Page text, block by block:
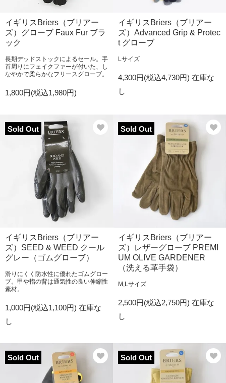
イギリスBriers（ブリアー
ズ）グローブ Faux Fur ブラ
ック
長期デッドストックによるセール。手
首周りにフェイクファーが付いた、し
なやかで柔らかなフリースグローブ。
1,800円(税込1,980円)
イギリスBriers（ブリアー
ズ）Advanced Grip & Protec
t グローブ
Lサイズ
4,300円(税込4,730円) 在庫な
し
Sold Out
イギリスBriers（ブリアー
ズ）SEED & WEED クール
グレー（ゴムグローブ）
滑りにくく防水性に優れたゴムグロー
ブ。甲や指の背は通気性の良い伸縮性
素材。
1,000円(税込1,100円) 在庫な
し
Sold Out
イギリスBriers（ブリアー
ズ）レザーグローブ PREMI
UM OLIVE GARDENER
（洗える革手袋）
M,Lサイズ
2,500円(税込2,750円) 在庫な
し
Sold Out Sold Out